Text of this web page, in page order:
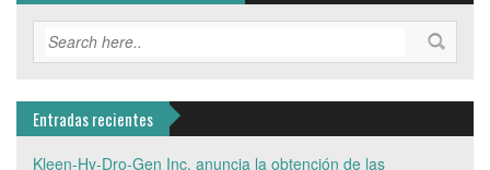
Entradas recientes
Kleen-Hy-Dro-Gen Inc. anuncia la obtención de las